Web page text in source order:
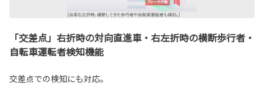
「交差点」右折時の対向直進車・右左折時の横断歩行者・
自転車運転者検知機能
交差点での検知にも対応。